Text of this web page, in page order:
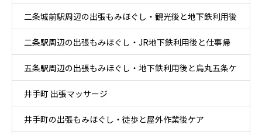
二条城前駅周辺の出張もみほぐし・観光後と地下鉄利用後
ケア
二条駅周辺の出張もみほぐし・JR地下鉄利用後と仕事帰
りケア
五条駅周辺の出張もみほぐし・地下鉄利用後と烏丸五条ケ
ア
井手町 出張マッサージ
井手町の出張もみほぐし・徒歩と屋外作業後ケア